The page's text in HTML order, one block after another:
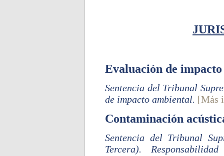
Evaluación de
Sentencia del Tribunal
de impacto ambiental. [Más
Contaminación
Sentencia del Tribunal
Tercera).